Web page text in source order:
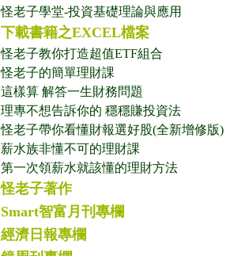
怪老子學堂-投資基礎理論與應用
下載書籍之EXCEL檔案
怪老子教你打造超值ETF組合
怪老子的簡單理財課
這樣算 解答一生財務問題
理專不想告訴你的 穩穩賺投資法
怪老子帶你看懂財報選好股(全新增修版)
薪水族非懂不可的理財課
第一次領薪水就該懂的理財方法
怪老子著作
Smart智富月刊專欄
經濟日報專欄